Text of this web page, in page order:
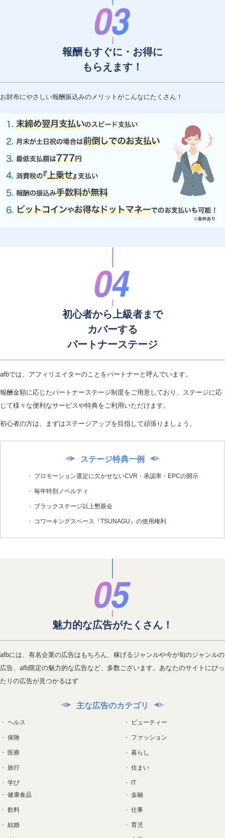
報酬もすぐに・お得に
もらえます！
お財布にやさしい報酬振込みのメリットがこんなにたくさん！
初心者から上級者まで
カバーする
パートナーステージ
afbでは、アフィリエイターのことをパートナーと呼んでいます。
報酬金額に応じたパートナーステージ制度をご用意しており、ステージに応
じて様々な便利なサービスや特典をご利用いただけます。
初心者の方は、まずはステージアップを目指して頑張りましょう。
ステージ特典一例
プロモーション選定に欠かせないCVR・承認率・EPCの開示
毎年特別ノベルティ
ブラックステージ以上懇親会
コワーキングスペース『TSUNAGU』の使用権利
魅力的な広告がたくさん！
afbには、有名企業の広告はもちろん、稼げるジャンルや今が旬のジャンルの
広告、afb限定の魅力的な広告など、多数ございます。あなたのサイトにぴっ
たりの広告が見つかるはず
主な広告のカテゴリ
ヘルス
保険
医療
旅行
学び
ビューティー
ファッション
暮らし
住まい
IT
健康食品
飲料
結婚
金融
仕事
育児